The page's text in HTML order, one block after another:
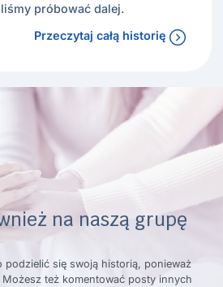
próbować dalej.
Przeczytaj całą historię
na naszą grupę
podzielić się swoją historią, ponieważ
też komentować posty innych